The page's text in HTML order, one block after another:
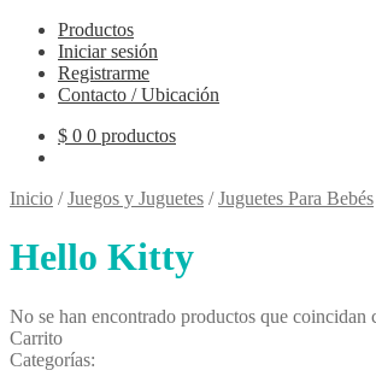
Productos
Iniciar sesión
Registrarme
Contacto / Ubicación
$ 0 0 productos
Inicio /Juegos y Juguetes /Juguetes Para Bebés
Hello Kitty
No se han encontrado productos que coincidan
Carrito
Categorías: